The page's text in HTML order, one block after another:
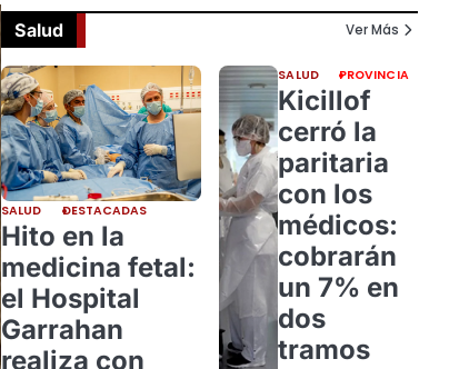
Salud Ver Más
SALUD DESTACADAS
Hito en la
medicina fetal:
el Hospital
Garrahan
realiza con
SALUD PROVINCIA
Kicillof
cerró la
paritaria
con los
médicos:
cobrarán
un 7% en
dos
tramos